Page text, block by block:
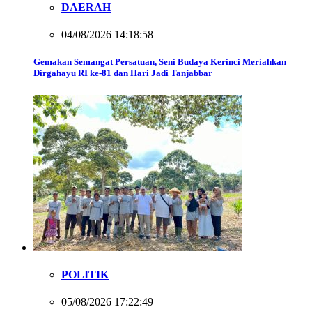
DAERAH
04/08/2026 14:18:58
Gemakan Semangat Persatuan, Seni Budaya Kerinci Meriahkan
Dirgahayu RI ke-81 dan Hari Jadi Tanjabbar
POLITIK
05/08/2026 17:22:49